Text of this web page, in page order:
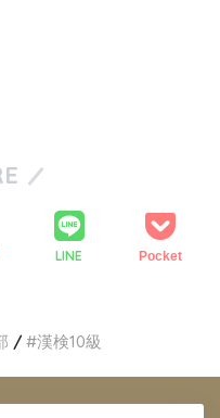
LINE Pocket
漢検10級